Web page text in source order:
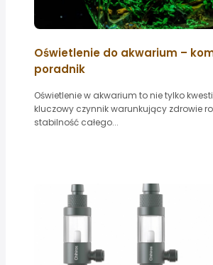
Oświetlenie do akwarium –
poradnik
Oświetlenie w akwarium to nie tylko
kluczowy czynnik warunkujący zdrowie
stabilność całego...